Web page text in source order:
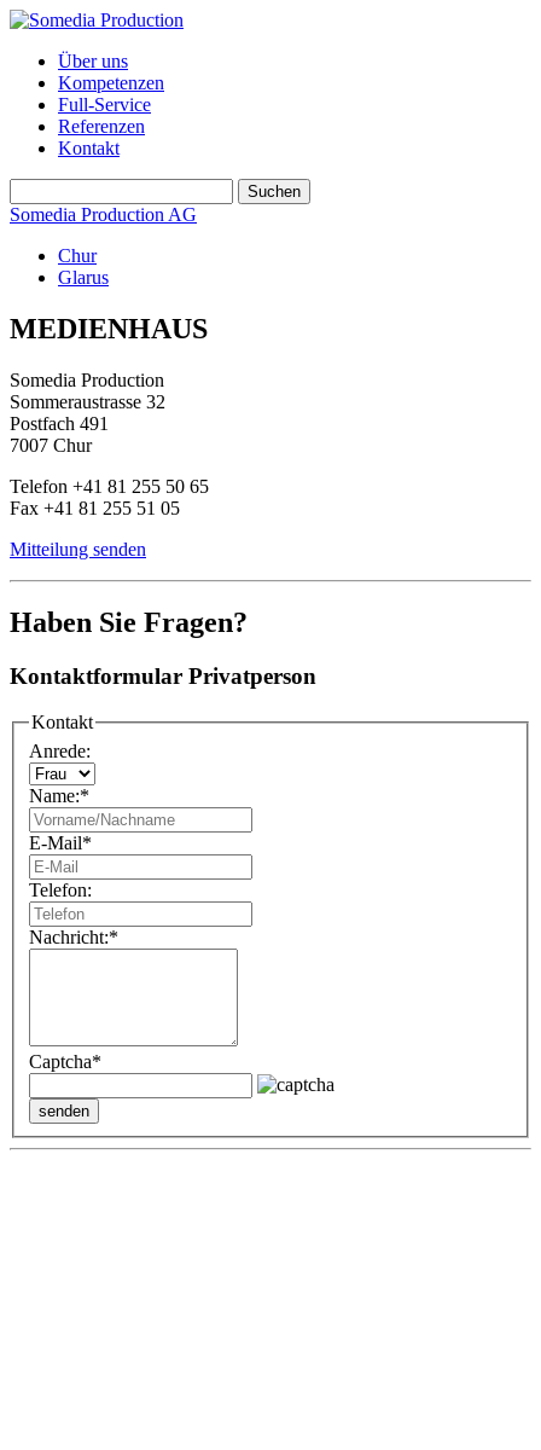
Über uns
Kompetenzen
Full-Service
Referenzen
Kontakt
Somedia Production AG
Chur
Glarus
MEDIENHAUS
Somedia Production
Sommeraustrasse 32
Postfach 491
7007 Chur
Telefon +41 81 255 50 65
Fax +41 81 255 51 05
Mitteilung senden
Haben Sie Fragen?
Kontaktformular Privatperson
Kontakt
Anrede:
Name:*
E-Mail*
Telefon:
Nachricht:*
Captcha*